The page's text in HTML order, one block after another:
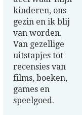
kinderen, ons
gezin en ik blij
van worden.
Van gezellige
uitstapjes tot
recensies van
films, boeken,
games en
speelgoed.